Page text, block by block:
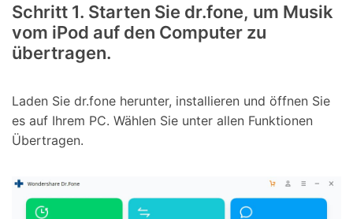
Schritt 1. Starten Sie dr.fone, um Musik
vom iPod auf den Computer zu
übertragen.
Laden Sie dr.fone herunter, installieren und öffnen Sie
es auf Ihrem PC. Wählen Sie unter allen Funktionen
Übertragen.